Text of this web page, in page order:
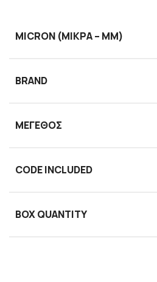
MICRON (ΜΙΚΡΆ – ΜM)
BRAND
ΜΈΓΕΘΟΣ
CODE INCLUDED
BOX QUANTITY